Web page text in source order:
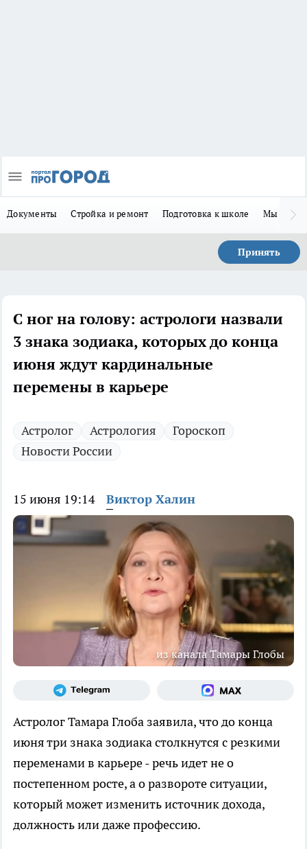
Документы Стройка и ремонт Подготовка к школе Мы в MAX
Принять
С ног на голову: астрологи назвали
3 знака зодиака, которых до конца
июня ждут кардинальные
перемены в карьере
Астролог Астрология
Гороскоп
Новости России
15 июня 19:14 Виктор Халин
из канала Тамары Глобы
Астролог Тамара Глоба заявила, что до конца
июня три знака зодиака столкнутся с резкими
переменами в карьере - речь идет не о
постепенном росте, а о развороте ситуации,
который может изменить источник дохода,
должность или даже профессию.